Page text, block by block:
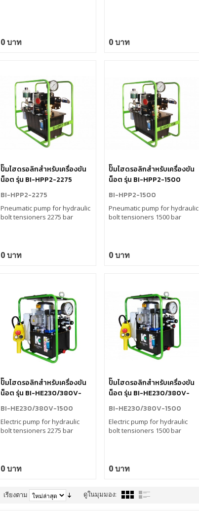
0 บาท 0 บาท
ปั๊มไฮดรอลิกสำหรับเครื่องขัน
น็อต รุ่น BI-HPP2-2275
BI-HPP2-2275
Pneumatic pump for hydraulic
bolt tensioners 2275 bar
0 บาท
ปั๊มไฮดรอลิกสำหรับเครื่องขัน
น็อต รุ่น BI-HPP2-1500
BI-HPP2-1500
Pneumatic pump for hydraulic
bolt tensioners 1500 bar
0 บาท
ปั๊มไฮดรอลิกสำหรับเครื่องขัน
น็อต รุ่น BI-HE230/380V-
BI-HE230/380V-1500
Electric pump for hydraulic
bolt tensioners 2275 bar
0 บาท
ปั๊มไฮดรอลิกสำหรับเครื่องขัน
น็อต รุ่น BI-HE230/380V-
BI-HE230/380V-1500
Electric pump for hydraulic
bolt tensioners 1500 bar
0 บาท
เรียงตาม ดูในมุมมอง: